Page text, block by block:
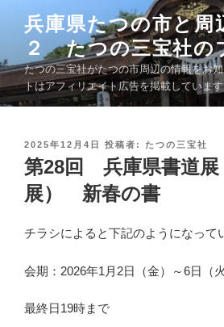
ン
ツ
へ
兵庫県たつの市と
２ たつの三宝社の
たつの三宝社がたつの市周辺の情報をお
トはアフィリエイト広告を掲載しています
投
稿
日
:
2025年12月4日 投稿者: たつの三宝社
第28回 兵庫県書道展
展） 新春の書
チラシによると下記のようになって
会期：2026年1月2日（金）～6日（
最終日19時まで